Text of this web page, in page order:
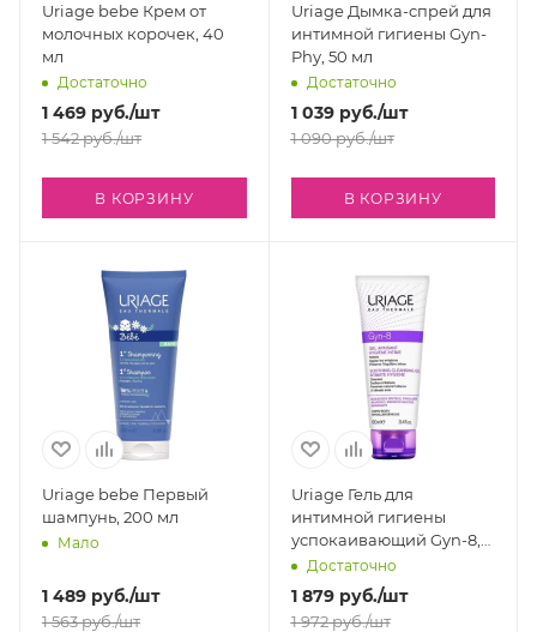
Uriage bebe Крем от
молочных корочек, 40
мл
Достаточно
1 469 руб./шт
1 542руб./шт
В КОРЗИНУ
Uriage Дымка-спрей для
интимной гигиены Gyn-
Phy, 50 мл
Достаточно
1 039руб./шт
1 090руб./шт
В КОРЗИНУ
Uriage bebe Первый
шампунь, 200 мл
Мало
1 489 руб./шт
1 563руб./шт
Uriage Гель для
интимной гигиены
успокаивающий Gyn-8,
100 мл
Достаточно
1 879руб./шт
1 972руб./шт